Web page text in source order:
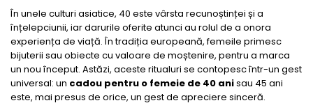
În unele culturi asiatice, 40 este vârsta recunoștinței și a
înțelepciunii, iar darurile oferite atunci au rolul de a onora
experiența de viață. În tradiția europeană, femeile primesc
bijuterii sau obiecte cu valoare de moștenire, pentru a marca
un nou început. Astăzi, aceste ritualuri se contopesc într-un gest
universal: un cadou pentru o femeie de 40 anisau 45 ani
este, mai presus de orice, un gest de apreciere sinceră.